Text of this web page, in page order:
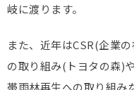
岐に渡ります。
また、近年はCSR(企業
の取り組み(トヨタの森)
帯雨林再生への取り組み